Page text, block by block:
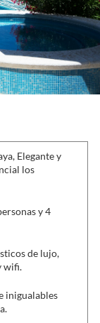
Elegante y
los
y 4
de lujo,
wifi.
inigualables